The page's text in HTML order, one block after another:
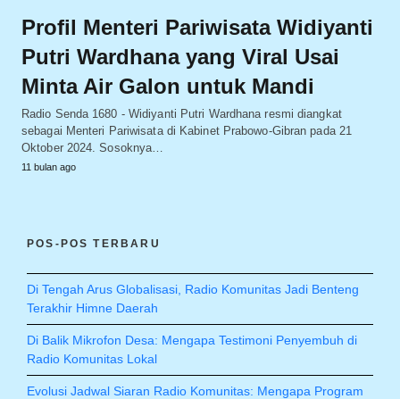
Profil Menteri Pariwisata Widiyanti
Putri Wardhana yang Viral Usai
Minta Air Galon untuk Mandi
Radio Senda 1680 - Widiyanti Putri Wardhana resmi diangkat
sebagai Menteri Pariwisata di Kabinet Prabowo-Gibran pada 21
Oktober 2024. Sosoknya…
11 bulan ago
POS-POS TERBARU
Di Tengah Arus Globalisasi, Radio Komunitas Jadi Benteng
Terakhir Himne Daerah
Di Balik Mikrofon Desa: Mengapa Testimoni Penyembuh di
Radio Komunitas Lokal
Evolusi Jadwal Siaran Radio Komunitas: Mengapa Program